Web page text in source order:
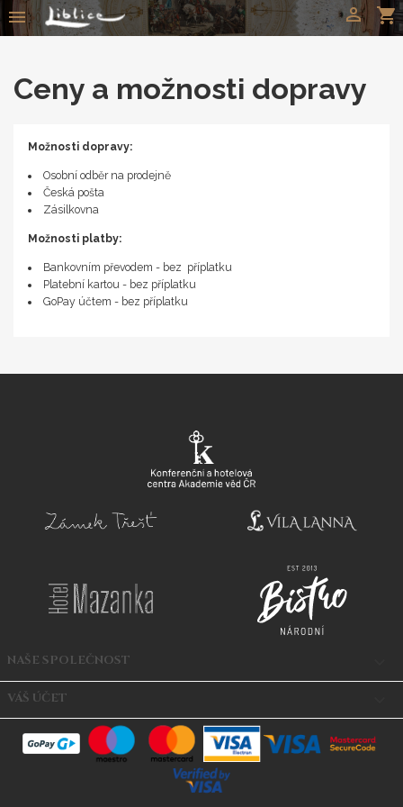
 shopping_cart

Ceny a možnosti dopravy
Možnosti dopravy:
Osobní odběr na prodejně
Česká pošta
Zásilkovna
Možnosti platby:
Bankovním převodem - bez příplatku
Platební kartou - bez příplatku
GoPay účtem - bez příplatku
NAŠE SPOLEČNOST
VÁŠ ÚČET